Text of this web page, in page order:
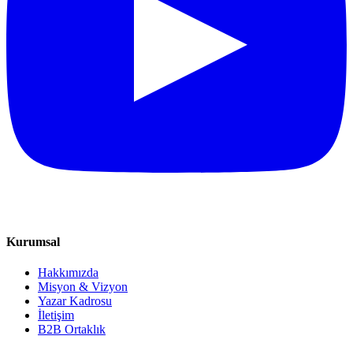
Kurumsal
Hakkımızda
Misyon & Vizyon
Yazar Kadrosu
İletişim
B2B Ortaklık